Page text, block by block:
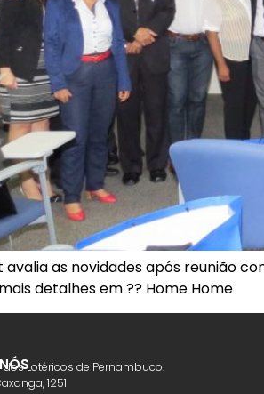
avalia as novidades após reunião
detalhes em ?? Home Home
Lotéricos de Pernambuco.
1251